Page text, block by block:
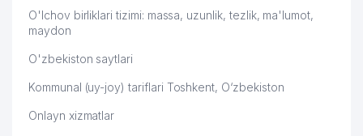
O'lchov birliklari tizimi: massa, uzunlik, tezlik, ma'lumot,
maydon
O'zbekiston saytlari
Kommunal (uy-joy) tariflari Toshkent, O‘zbekiston
Onlayn xizmatlar